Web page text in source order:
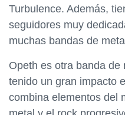
Turbulence. Además,
seguidores muy
muchas bandas de
Opeth es otra banda
tenido un gran impacto
combina elementos del